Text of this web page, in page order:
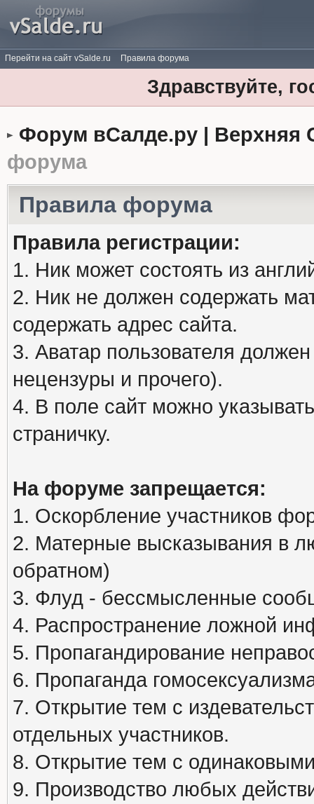
Перейти на сайт vSalde.ru Правила форума
Здравствуйте,
Форум вСалде.ру | Верхняя
форума
Правила форума
Правила регистрации:
1. Ник может состоять из
2. Ник не должен содержать
содержать адрес сайта.
3. Аватар пользователя
нецензуры и прочего).
4. В поле сайт можно
страничку.
На форуме запрещается:
1. Оскорбление участников
2. Матерные высказывания в
обратном)
3. Флуд - бессмысленные
4. Распространение ложной
5. Пропагандирование
6. Пропаганда
7. Открытие тем с
отдельных участников.
8. Открытие тем с
9. Производство любых